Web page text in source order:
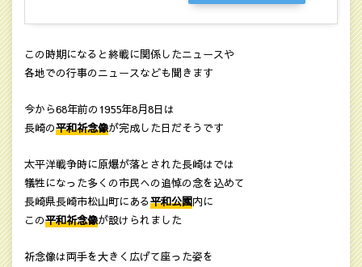
この時期になると終戦に関係したニュースや
各地での行事のニュースなども聞きます
今から68年前の1955年8月8日は
長崎の平和祈念像が完成した日だそうです
太平洋戦争時に原爆が落とされた長崎はでは
犠牲になった多くの市民への追悼の念を込めて
長崎県長崎市松山町にある平和公園内に
この平和祈念像が設けられました
祈念像は両手を大きく広げて座った姿を